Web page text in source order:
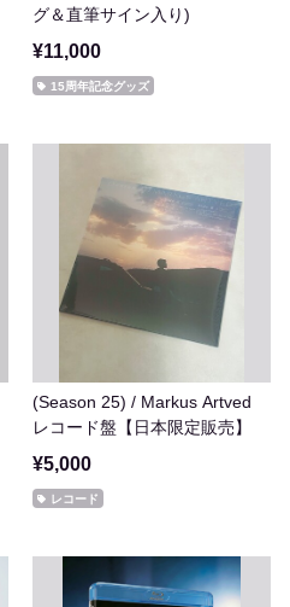
グ＆直筆サイン入り)
¥11,000
15周年記念グッズ
(Season 25) / Markus Artved
レコード盤【日本限定販売】
¥5,000
レコード